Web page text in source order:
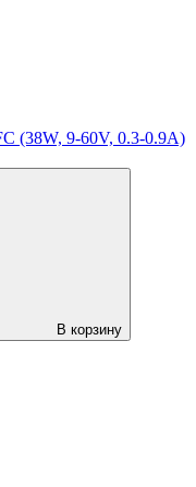
(38W, 9-60V, 0.3-0.9A)
В корзину